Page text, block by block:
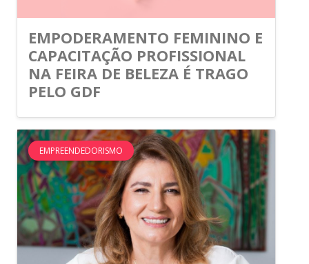
EMPODERAMENTO FEMININO E
CAPACITAÇÃO PROFISSIONAL
NA FEIRA DE BELEZA É TRAGO
PELO GDF
EMPREENDEDORISMO